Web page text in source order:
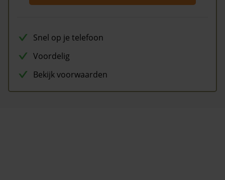
Snel op je telefoon
Voordelig
Bekijk voorwaarden